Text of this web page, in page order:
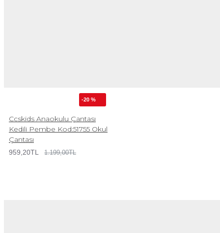
-20 %
Ccskids Anaokulu Çantası
Kedili Pembe Kod:51755 Okul
Çantası
959,20TL 1.199,00TL